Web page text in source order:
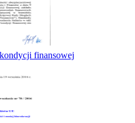
finansowej